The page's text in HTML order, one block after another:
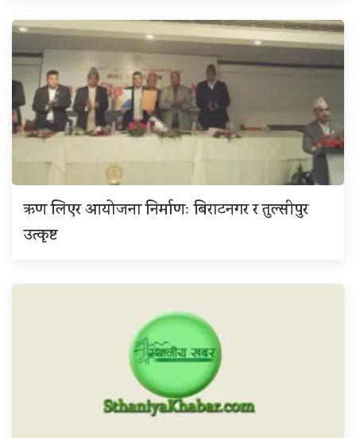
ऋण लिएर आयोजना निर्माणः बिराटनगर र तुल्सीपुर
उत्कृष्ट